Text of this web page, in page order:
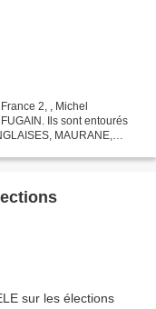
2, , Michel
Ils sont entourés
MAURANE,